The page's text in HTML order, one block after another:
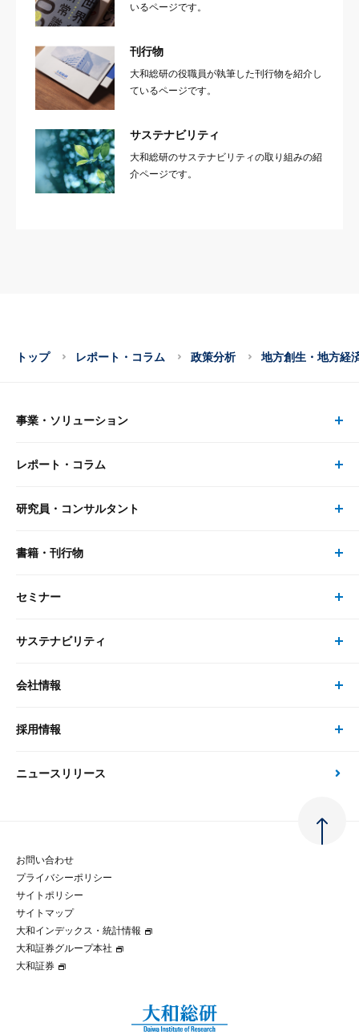
いるページです。
刊行物
大和総研の役職員が執筆した刊行物を紹介し
ているページです。
サステナビリティ
大和総研のサステナビリティの取り組みの紹
介ページです。
トップ レポート・コラム 政策分析 地方創生・地方経
事業・ソリューション
事業・ソリューション トップ
リサーチ
大和総研の強み
先端テクノロジーに基づく新たな価値の創出
レポート・コラム
レポート・コラム トップ
最新のレポート・コラム
政策分析
金融経済教育等
コラム
大和インデックス・統計情報
研究員・コンサルタント
研究員・コンサルタント トップ
研究員
書籍・刊行物
書籍・刊行物 トップ
書籍
セミナー
セミナー トップ
現在受付中のセミナー・イベント
サステナビリティ
サステナビリティの取り組み
次世代社会への貢献
マルチステークホルダー方針
パートナーシップ構築宣言
会社情報
会社情報 トップ
会社概要・役員一覧
大和総研の歩み
グループ会社
採用情報
採用情報 トップ
経験者採用
ニュースリリース
お問い合わせ
プライバシーポリシー
サイトポリシー
サイトマップ
大和インデックス・統計情報
大和証券グループ本社
大和証券